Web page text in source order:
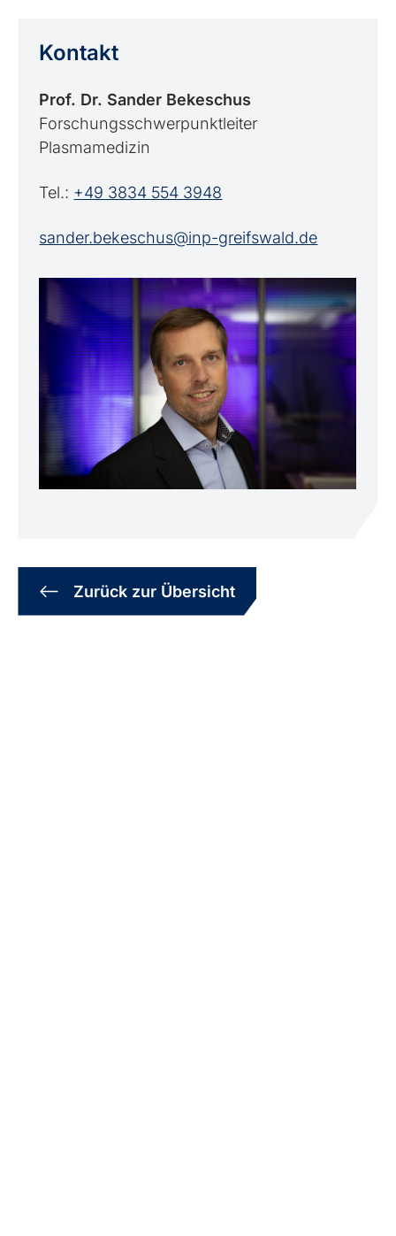
Kontakt
Prof. Dr. Sander Bekeschus
Forschungsschwerpunktleiter
Plasmamedizin
Tel.: +49 3834 554 3948
sander.bekeschus@inp-greifswald.de
Zurück zur Übersicht